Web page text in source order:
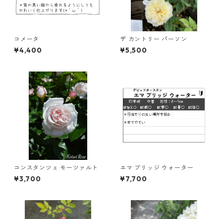
コメータ
¥4,400
ザ カントリー パーソン
¥5,500
コンスタンツェ モーツァルト
¥3,700
エマ ブリッジ ウォーター
¥7,700